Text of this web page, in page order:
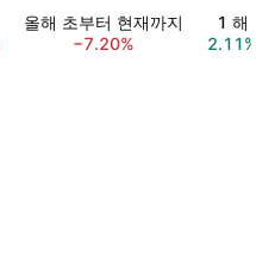
올해 초부터 현재까지
−7.20%
1 해
2.11%